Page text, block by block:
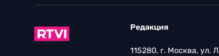
Редакция
115280, г. Москва, ул.